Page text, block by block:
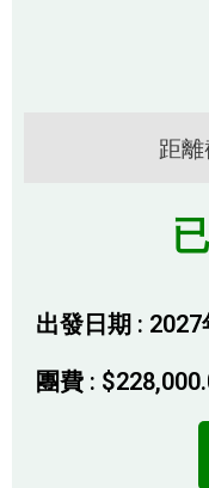
距
出發日期 : 2027
團費 : $